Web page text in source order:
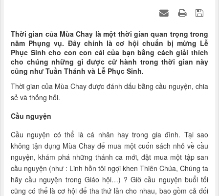
Thời gian của Mùa Chay là một thời gian quan trọng trong
năm Phụng vụ. Đây chính là cơ hội chuẩn bị mừng Lễ
Phục Sinh cho con con cái của bạn bằng cách giải thích
cho chúng những gì được cử hành trong thời gian này
cũng như Tuần Thánh và Lễ Phục Sinh.
Thời gian của Mùa Chay được đánh dấu bằng cầu nguyện, chia
sẻ và thống hối.
Cầu nguyện
Cầu nguyện có thể là cá nhân hay trong gia đình. Tại sao
không tận dụng Mùa Chay để mua một cuốn sách nhỏ về cầu
nguyện, khám phá những thánh ca mới, đặt mua một tập san
cầu nguyện (như : Linh hồn tôi ngợi khen Thiên Chúa, Chúng ta
hãy cầu nguyện trong Giáo hội…) ? Giờ cầu nguyện buổi tối
cũng có thể là cơ hội để tha thứ lẫn cho nhau, bao gồm cả đối